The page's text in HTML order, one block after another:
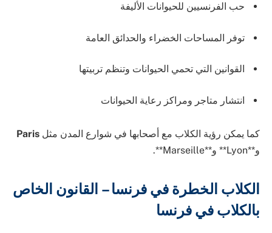
حب الفرنسيين للحيوانات الأليفة
توفر المساحات الخضراء والحدائق العامة
القوانين التي تحمي الحيوانات وتنظم تربيتها
انتشار متاجر ومراكز رعاية الحيوانات
كما يمكن رؤية الكلاب مع أصحابها في شوارع المدن مثل Paris
و**Lyon** و**Marseille
**.
الكلاب الخطرة في فرنسا – القانون الخاص
بالكلاب في فرنسا